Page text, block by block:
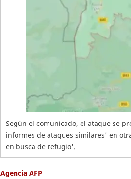
Según el comunicado, el ataque se
informes de ataques similares' en
en busca de refugio'.
Agencia AFP